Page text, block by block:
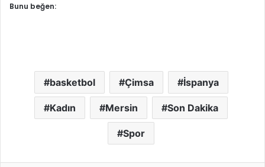
Bunu beğen:
basketbol Çimsa İspanya
Kadın Mersin Son Dakika
Spor